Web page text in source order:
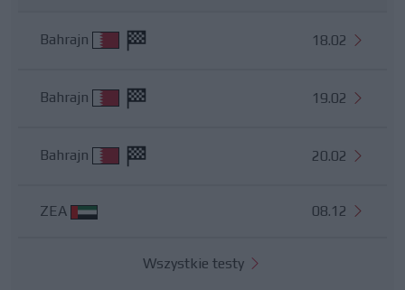
Bahrajn 18.02
Bahrajn 19.02
Bahrajn 20.02
ZEA 08.12
Wszystkie testy